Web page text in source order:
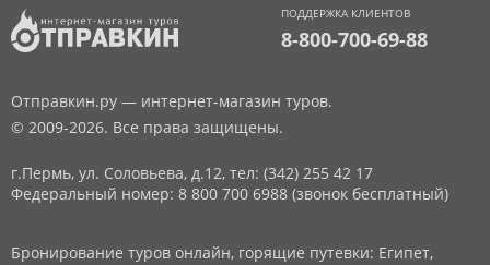
ПОДДЕРЖКА КЛИЕНТОВ
8-800-700-69-88
Отправкин.ру — интернет-магазин туров.
© 2009-2026. Все права защищены.
г.Пермь, ул. Соловьева, д.12, тел: (342) 255 42 17
Федеральный номер: 8 800 700 6988 (звонок бесплатный)
Бронирование туров онлайн, горящие путевки: Египет,